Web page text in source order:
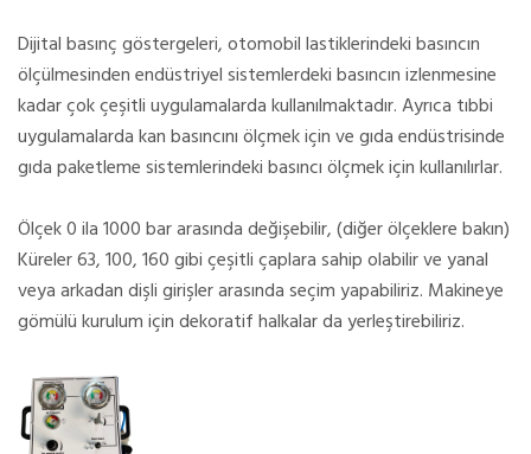
Dijital basınç göstergeleri, otomobil lastiklerindeki basıncın
ölçülmesinden endüstriyel sistemlerdeki basıncın izlenmesine
kadar çok çeşitli uygulamalarda kullanılmaktadır. Ayrıca tıbbi
uygulamalarda kan basıncını ölçmek için ve gıda endüstrisinde
gıda paketleme sistemlerindeki basıncı ölçmek için kullanılırlar.
Ölçek 0 ila 1000 bar arasında değişebilir, (diğer ölçeklere bakın)
Küreler 63, 100, 160 gibi çeşitli çaplara sahip olabilir ve yanal
veya arkadan dişli girişler arasında seçim yapabiliriz. Makineye
gömülü kurulum için dekoratif halkalar da yerleştirebiliriz.